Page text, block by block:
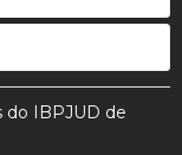
do IBPJUD de